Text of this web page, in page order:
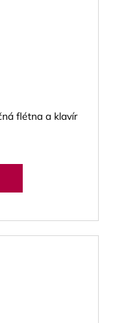
flétna a klavír